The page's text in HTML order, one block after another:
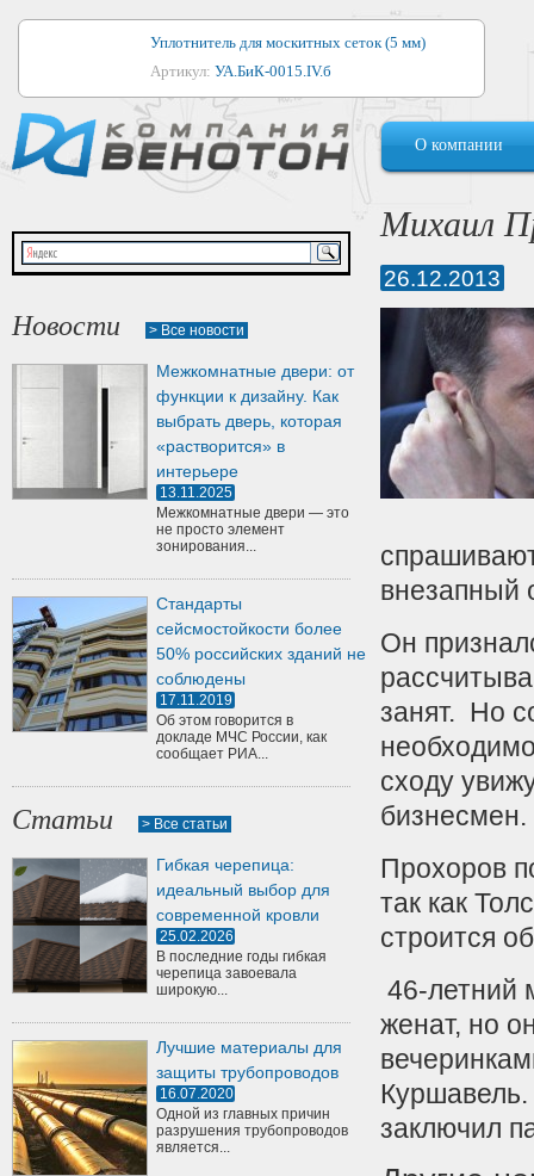
Уплотнитель для москитных сеток (5 мм)
Артикул: УА.БиК-0015.IV.б
Уплотнитель для алюминиевых окон
Артикул:1044
Уплотнитель для деревянных окон
Артикул:УМ.БиК-0062.IV.б
Уплотнитель лоджиевый для (4, 5, 6 мм)
Артикул:
О компании
Новости > Все новости
Межкомнатные двери: от
функции к дизайну. Как
выбрать дверь, которая
«растворится» в
интерьере
13.11.2025
Межкомнатные двери — это
не просто элемент
зонирования...
Стандарты
сейсмостойкости более
50% российских зданий не
соблюдены
17.11.2019
Об этом говорится в
докладе МЧС России, как
сообщает РИА...
Статьи > Все статьи
Гибкая черепица:
идеальный выбор для
современной кровли
25.02.2026
В последние годы гибкая
черепица завоевала
широкую...
Лучшие материалы для
защиты трубопроводов
16.07.2020
Одной из главных причин
разрушения трубопроводов
является...
Михаил
26.12.2013
внезапный
Он
занят. Но
сходу
бизнесмен.
Прохоров
так как
строится
46-летний
женат, но
заключил